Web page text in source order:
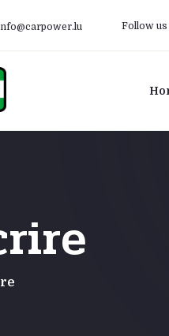
Follow us